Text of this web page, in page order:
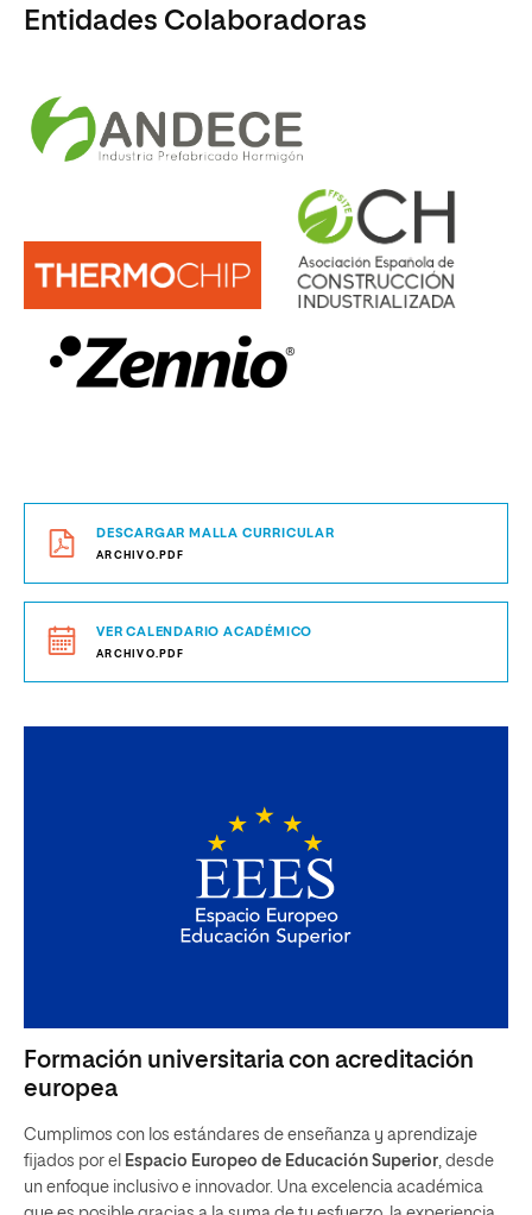
Entidades Colaboradoras
DESCARGAR MALLA CURRICULAR
ARCHIVO.PDF
VER CALENDARIO ACADÉMICO
ARCHIVO.PDF
Formación universitaria con acreditación
europea
Cumplimos con los estándares de enseñanza y aprendizaje
fijados por el Espacio Europeo de Educación Superior, desde
un enfoque inclusivo e innovador. Una excelencia académica